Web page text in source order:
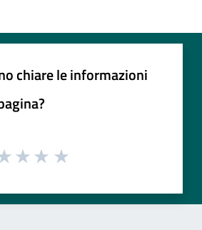
chiare le informazioni